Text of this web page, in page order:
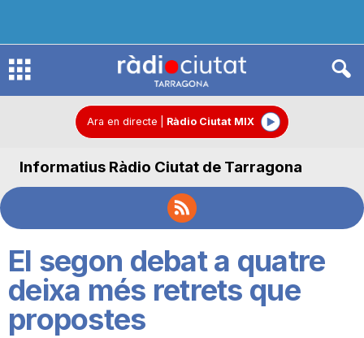
R
d
C
Ara en directe Ràdio Ciutat MIX
Informatius Ràdio Ciutat de Tarragona
El segon debat a quatre
deixa més retrets que
propostes